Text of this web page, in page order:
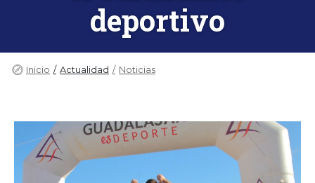
deportivo
Inicio Actualidad Noticias